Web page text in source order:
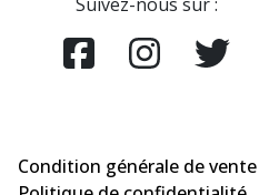
Suivez-nous sur :
Condition générale de vente